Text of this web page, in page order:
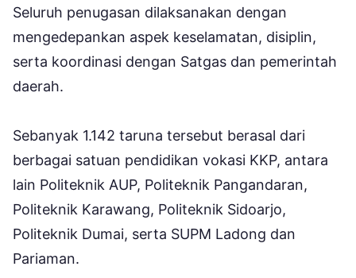
Seluruh penugasan dilaksanakan dengan
mengedepankan aspek keselamatan, disiplin,
serta koordinasi dengan Satgas dan pemerintah
daerah.
Sebanyak 1.142 taruna tersebut berasal dari
berbagai satuan pendidikan vokasi KKP, antara
lain Politeknik AUP, Politeknik Pangandaran,
Politeknik Karawang, Politeknik Sidoarjo,
Politeknik Dumai, serta SUPM Ladong dan
Pariaman.